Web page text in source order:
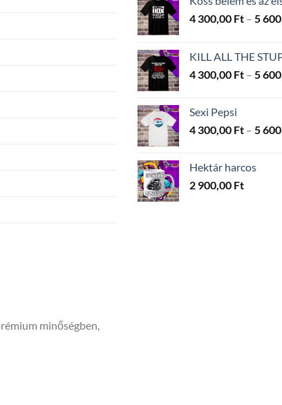
4 300,00 Ft – 5
KILL ALL THE
4 300,00 Ft – 5
Sexi Pepsi
4 300,00 Ft – 5
Hektár harcos
2 900,00 Ft
minőségben,